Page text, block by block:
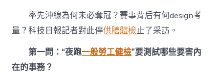
人
形
機
人
率先沖線為何未必奪冠？賽事背后有何design考
量？科技日報記者對此停供膳體檢止了采訪。
第一問：“夜跑一般勞工健檢”要測試哪些要害內
在的事務？